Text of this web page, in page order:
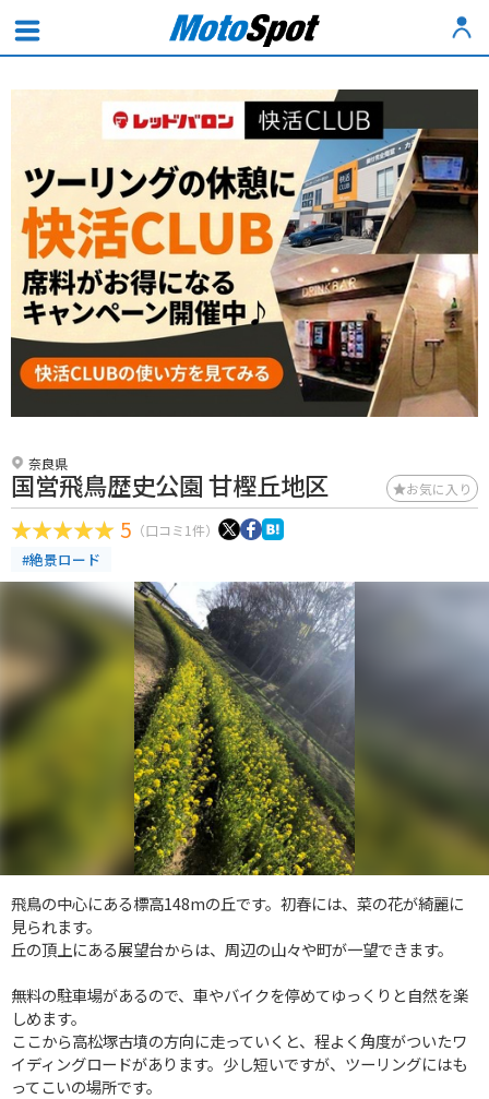
奈良県
国営飛鳥歴史公園 甘樫丘地区 お気に入り
5 （口コミ1件）
#絶景ロード
飛鳥の中心にある標高148mの丘です。初春には、菜の花が綺麗に
見られます。
丘の頂上にある展望台からは、周辺の山々や町が一望できます。
無料の駐車場があるので、車やバイクを停めてゆっくりと自然を楽
しめます。
ここから高松塚古墳の方向に走っていくと、程よく角度がついたワ
イディングロードがあります。少し短いですが、ツーリングにはも
ってこいの場所です。